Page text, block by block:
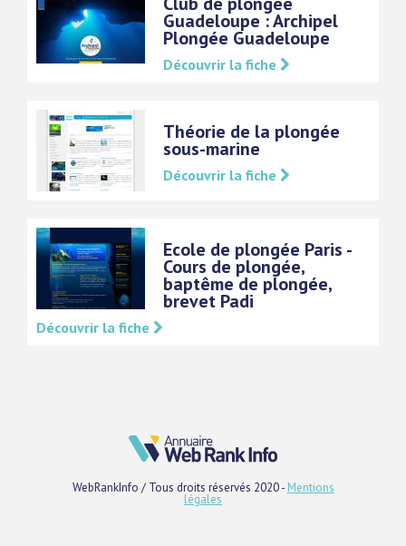
Guadeloupe : Archipel
Plongée Guadeloupe
Découvrir la fiche
Théorie de la plongée
sous-marine
Découvrir la fiche
Ecole de plongée Paris -
Cours de plongée,
baptême de plongée,
brevet Padi
Découvrir la fiche
WebRankInfo / Tous droits réservés 2020 - Mentions
légales